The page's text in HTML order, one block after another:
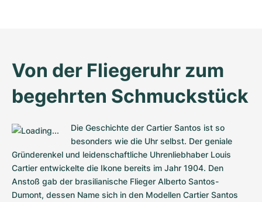
Von der Fliegeruhr zum
begehrten Schmuckstück
Die Geschichte der Cartier Santos ist so
besonders wie die Uhr selbst. Der geniale
Gründerenkel und leidenschaftliche Uhrenliebhaber Louis
Cartier entwickelte die Ikone bereits im Jahr 1904. Den
Anstoß gab der brasilianische Flieger Alberto Santos-
Dumont, dessen Name sich in den Modellen Cartier Santos